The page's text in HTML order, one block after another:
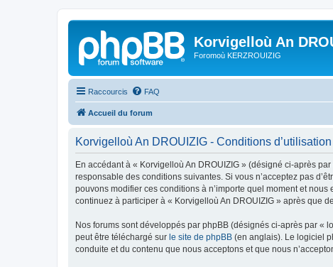
Korvigelloù An
Foromoù KERZROUIZIG
Raccourcis FAQ
Accueil du forum
Korvigelloù An DROUIZIG - Conditions d’utilisation
En accédant à « Korvigelloù An DROUIZIG » (désigné ci-après
responsable des conditions suivantes. Si vous n’acceptez pas
pouvons modifier ces conditions à n’importe quel moment et
continuez à participer à « Korvigelloù An DROUIZIG » après que
Nos forums sont développés par phpBB (désignés ci-après par «
peut être téléchargé sur le site de phpBB (en anglais). Le logiciel
conduite et du contenu que nous acceptons et que nous